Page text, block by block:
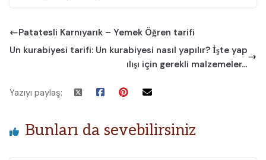
Patatesli Karnıyarık – Yemek Öğren tarifi
Un kurabiyesi tarifi: Un kurabiyesi nasıl yapılır? İşte yap
ılışı için gerekli malzemeler…
Yazıyı paylaş:
Bunları da sevebilirsiniz